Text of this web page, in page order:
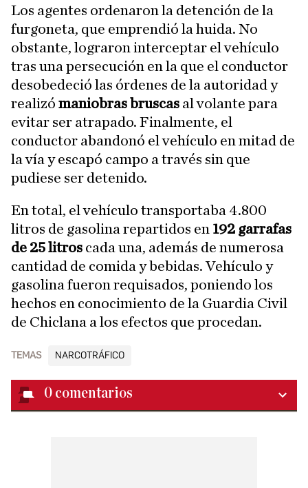
Los agentes ordenaron la detención de la
furgoneta, que emprendió la huida. No
obstante, lograron interceptar el vehículo
tras una persecución en la que el conductor
desobedeció las órdenes de la autoridad y
realizó maniobras bruscas al volante para
evitar ser atrapado. Finalmente, el
conductor abandonó el vehículo en mitad de
la vía y escapó campo a través sin que
pudiese ser detenido.
En total, el vehículo transportaba 4.800
litros de gasolina repartidos en 192 garrafas
de 25 litros cada una, además de numerosa
cantidad de comida y bebidas. Vehículo y
gasolina fueron requisados, poniendo los
hechos en conocimiento de la Guardia Civil
de Chiclana a los efectos que procedan.
TEMAS NARCOTRÁFICO
0 comentarios